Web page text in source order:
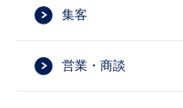
集客
営業・商談